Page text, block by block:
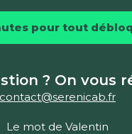
pour tout
? On vous
contact@serenicab.fr
Le mot de Valentin